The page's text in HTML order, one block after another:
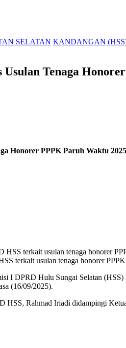
SELATAN KANDANGAN
Tenaga
Honorer PPPK Paruh Waktu 2025
terkait usulan tenaga honorer
I DPRD Hulu Sungai Selatan (HSS)
(16/09/2025).
HSS, Rahmad Iriadi didampingi